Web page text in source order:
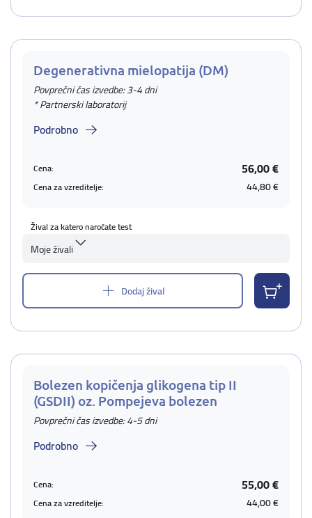
Degenerativna mielopatija (DM)
Povprečni čas izvedbe: 3-4 dni
* Partnerski laboratorij
Podrobno
Cena: 56,00 €
Cena za vzreditelje: 44,80 €
Žival za katero naročate test
Moje živali
Dodaj žival
Bolezen kopičenja glikogena tip II
(GSDII) oz. Pompejeva bolezen
Povprečni čas izvedbe: 4-5 dni
Podrobno
Cena: 55,00 €
Cena za vzreditelje: 44,00 €